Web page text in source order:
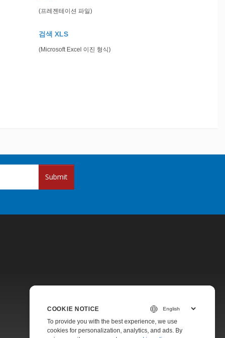
(프레젠테이션 파일)
검색 XLS
(Microsoft Excel 이진 형식)
Submit
Paid Support
About
COOKIE NOTICE
To provide you with the best experience, we use
cookies for personalization, analytics, and ads. By